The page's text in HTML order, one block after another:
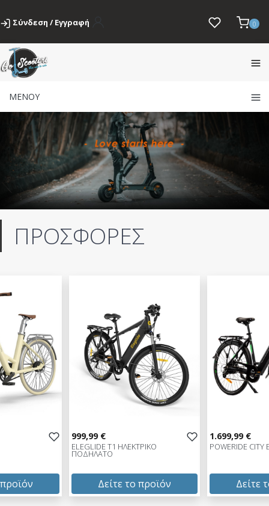
Σύνδεση / Εγγραφή 0
ΜΕΝΟΥ
ΠΡΟΣΦΟΡΕΣ
999,99 €
ELEGLIDE T1 ΗΛΕΚΤΡΙΚΟ
ΠΟΔΗΛΑΤΟ
Δείτε το προϊόν
1.699,99 €
POWERIDE CITY
Δείτε